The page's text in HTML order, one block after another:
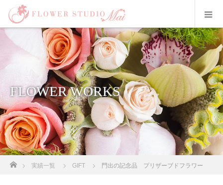
FLOWER WORKS
ホーム
実績一覧 GIFT 門出の記念品 プリザーブドフラワー